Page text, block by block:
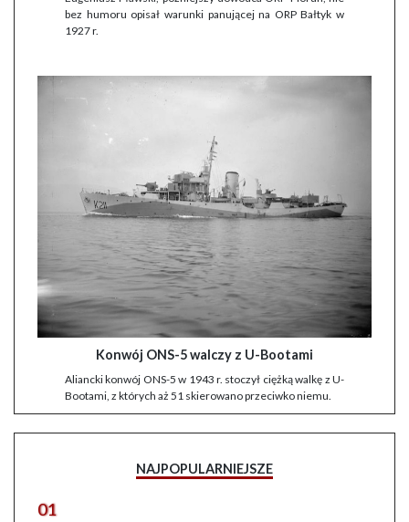
bez humoru opisał warunki panującej na ORP Bałtyk w
1927 r.
Konwój ONS-5 walczy z U-Bootami
Aliancki konwój ONS-5 w 1943 r. stoczył ciężką walkę z U-
Bootami, z których aż 51 skierowano przeciwko niemu.
NAJPOPULARNIEJSZE
01